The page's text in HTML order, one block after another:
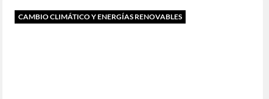
CAMBIO CLIMÁTICO Y ENERGÍAS RENOVABLES